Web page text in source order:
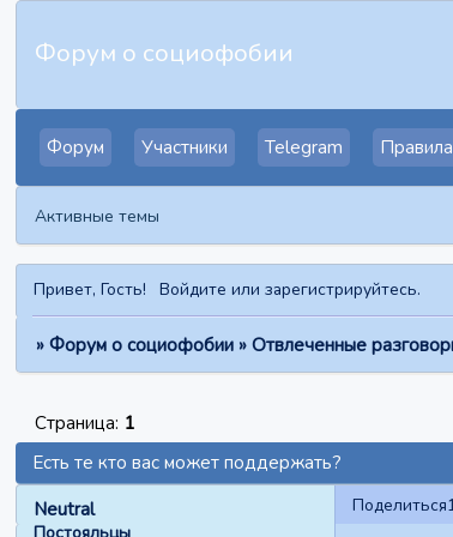
Форум о социофобии
Форум Участники Telegram Правила
Активные темы
Привет, Гость! Войдите илизарегистрируйтесь.
» Форум о социофобии » Отвлеченные
Есть те кто вас может поддержать?
Страница: 1
Поделиться
Neutral